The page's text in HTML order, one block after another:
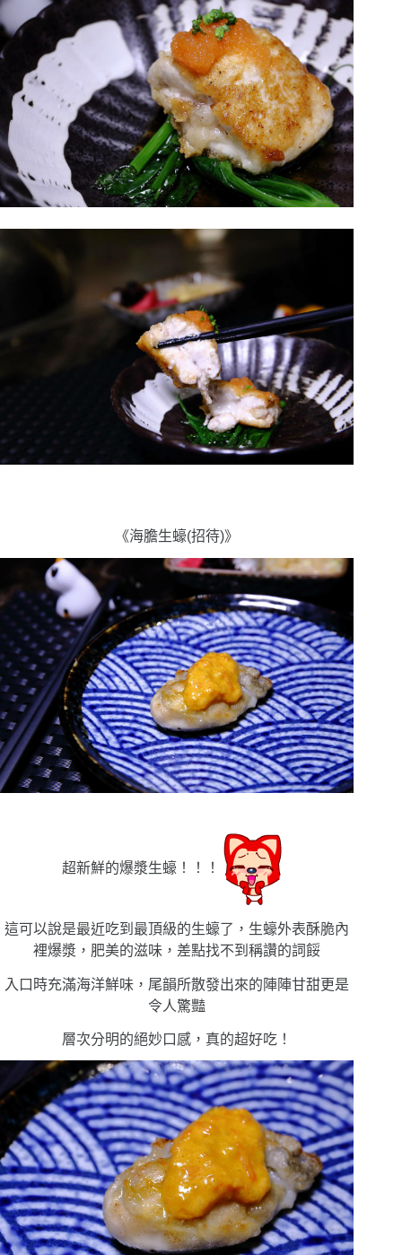
《海膽生蠔(招待)》
超新鮮的爆漿生蠔！！！
這可以說是最近吃到最頂級的生蠔了，生蠔外表酥脆內
裡爆漿，肥美的滋味，差點找不到稱讚的詞餒
入口時充滿海洋鮮味，尾韻所散發出來的陣陣甘甜更是
令人驚豔
層次分明的絕妙口感，真的超好吃！